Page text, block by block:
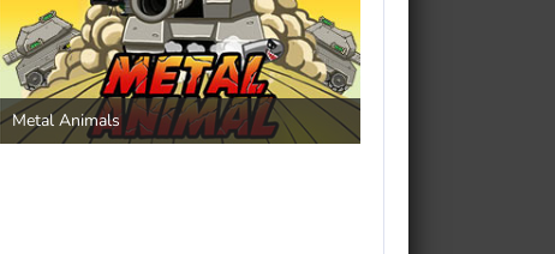
Metal Animals